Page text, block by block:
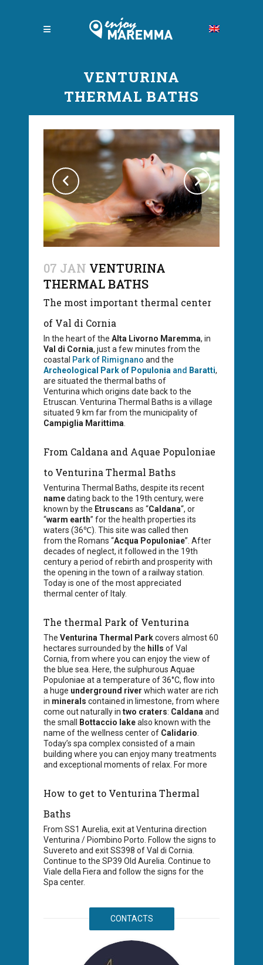
VENTURINA
THERMAL BATHS
07 JAN VENTURINA
THERMAL BATHS
The most important thermal center
of Val di Cornia
In the heart of the Alta Livorno Maremma, in
Val di Cornia, just a few minutes from the
coastal Park of Rimignano and the
Archeological Park of Populonia and Baratti,
are situated the thermal baths of
Venturina which origins date back to the
Etruscan. Venturina Thermal Baths is a village
situated 9 km far from the municipality of
Campiglia Marittima
From Caldana and Aquae Populoniae
to Venturina Thermal Baths
Venturina Thermal Baths, despite its recent
namedating back to the 19th century, were
known by the Etruscans as “Caldana“, or
“warm earth” for the health properties its
waters (36℃). This site was called then
from the Romans “Acqua Populoniae”. After
decades of neglect, it followed in the 19th
century a period of rebirth and prosperity with
the opening in the town of a railway station.
Today is one of the most appreciated
thermal center of Italy.
The thermal Park of Venturina
The Venturina Thermal Parkcovers almost 60
hectares surrounded by the hills of Val
Cornia, from where you can enjoy the view of
the blue sea. Here, the sulphurous Aquae
Populoniae at a temperature of 36°C, flow into
a huge underground river which water are rich
in minerals contained in limestone, from where
come out naturally in two craters: Caldana and
the small
Bottaccio lakealso known with the
name of the wellness center of Calidario
Today’s spa complex consisted of a main
building where you can enjoy many treatments
and exceptional moments of relax. For more
How to get to Venturina Thermal
Baths
From SS1 Aurelia, exit at Venturina direction
Venturina / Piombino Porto. Follow the signs to
Suvereto and exit SS398 of Val di Cornia.
Continue to the SP39 Old Aurelia. Continue to
Viale della Fiera and follow the signs for the
Spa center.
CONTACTS